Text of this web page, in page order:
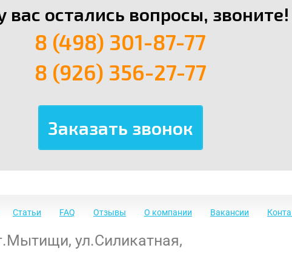
вас остались вопросы, звоните!
8 (498) 301-87-77
8 (926) 356-27-77
Статьи FAQ Отзывы О компании Вакансии
, ул.Силикатная,